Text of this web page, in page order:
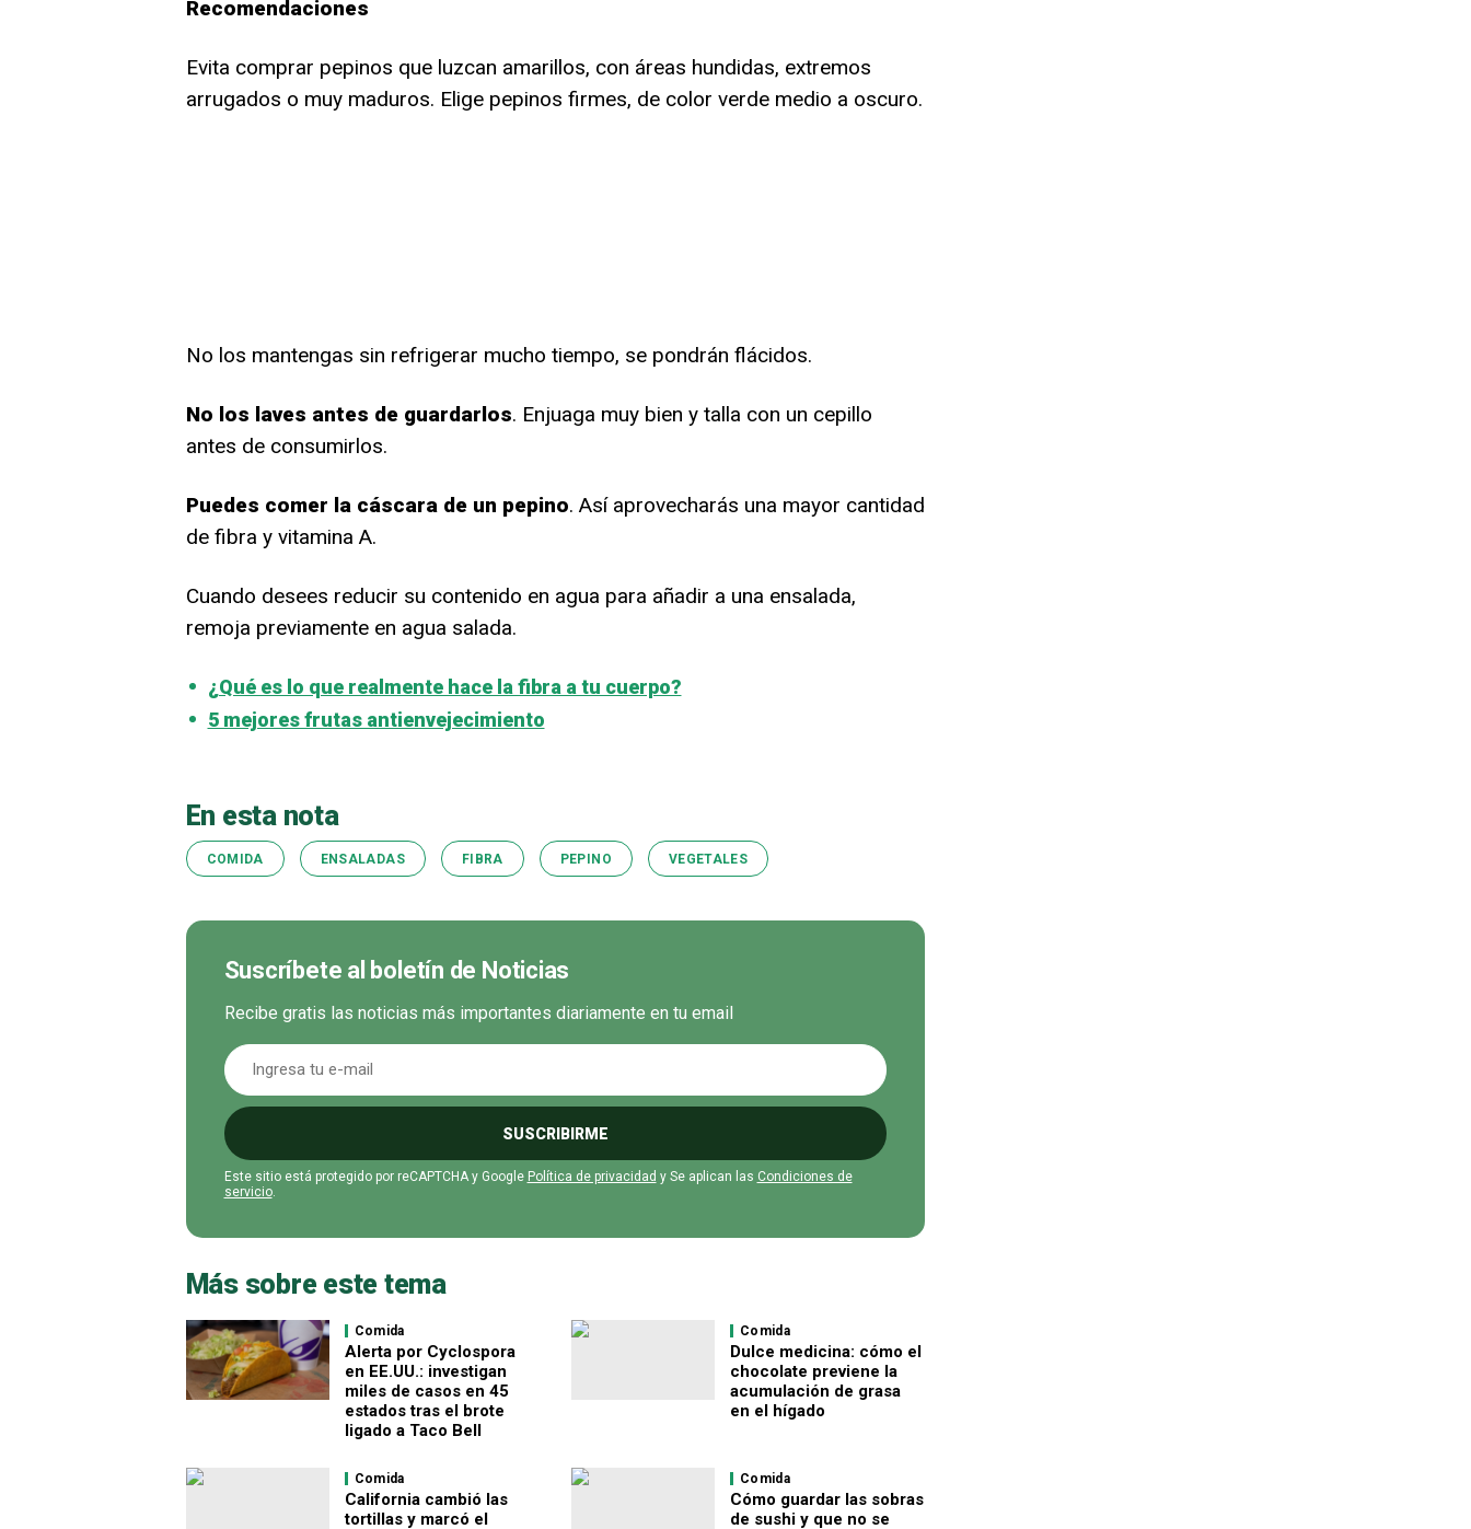
Recomendaciones
Evita comprar pepinos que luzcan amarillos, con áreas hundidas, extremos
arrugados o muy maduros. Elige pepinos firmes, de color verde medio a oscuro.
No los mantengas sin refrigerar mucho tiempo, se pondrán flácidos.
No los laves antes de guardarlos. Enjuaga muy bien y talla con un cepillo
antes de consumirlos.
Puedes comer la cáscara de un pepino. Así aprovecharás una mayor cantidad
de fibra y vitamina A.
Cuando desees reducir su contenido en agua para añadir a una ensalada,
remoja previamente en agua salada.
¿Qué es lo que realmente hace la fibra a tu cuerpo?
5 mejores frutas antienvejecimiento
En esta nota
COMIDA ENSALADAS FIBRA PEPINO VEGETALES
Suscríbete al boletín de Noticias
Recibe gratis las noticias más importantes diariamente en tu email
SUSCRIBIRME
Este sitio está protegido por reCAPTCHA y Google Política de privacidad y Se aplican las Condiciones de
servicio.
Más sobre este tema
Comida
Alerta por Cyclospora
en EE.UU.: investigan
miles de casos en 45
estados tras el brote
ligado a Taco Bell
Comida
Dulce medicina: cómo el
chocolate previene la
acumulación de grasa
en el hígado
Comida
California cambió las
tortillas y marcó el
Comida
Cómo guardar las sobras
de sushi y que no se